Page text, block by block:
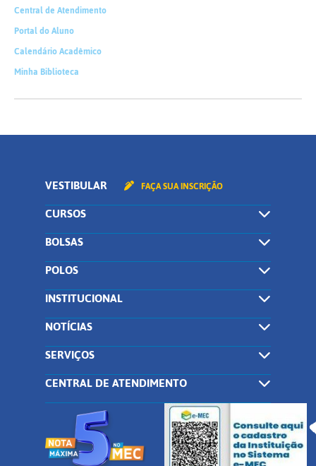
Central de Atendimento
Portal do Aluno
Calendário Acadêmico
Minha Biblioteca
VESTIBULAR FAÇA SUA INSCRIÇÃO
CURSOS
BOLSAS
POLOS
INSTITUCIONAL
NOTÍCIAS
SERVIÇOS
CENTRAL DE ATENDIMENTO